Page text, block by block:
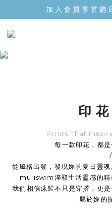
加 入 會 員 享 首 購
印
Prints That
每一款印花，都是
/
從風格出發，發現妳的夏日靈
muiiswim淬取生活靈感的精
我們相信泳裝不只是穿搭，更
屬於妳的